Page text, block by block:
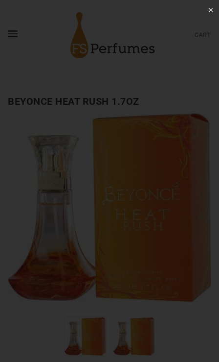
CART
BEYONCE HEAT RUSH 1.7OZ
✕